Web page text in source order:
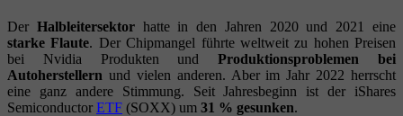
Der Halbleitersektorhatte in den Jahren 2020 und 2021 eine
starke Flaute. Der Chipmangel führte weltweit zu hohen Preisen
bei Nvidia Produkten undProduktionsproblemen bei
Autoherstellern und vielen anderen. Aber im Jahr 2022 herrscht
eine ganz andere Stimmung. Seit Jahresbeginn ist der iShares
Semiconductor ETF (SOXX) um 31 % gesunken.